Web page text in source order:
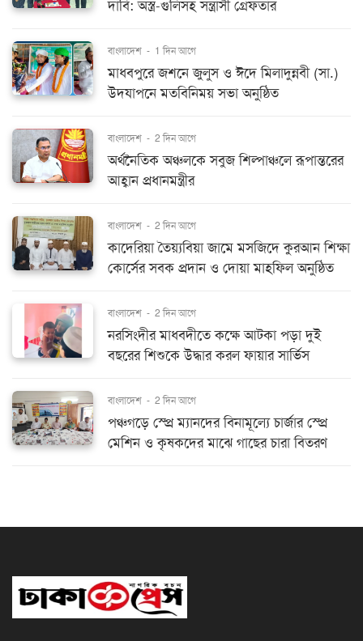
দাবি: অস্ত্র-গুলিসহ সন্ত্রাসী গ্রেফতার
বাংলাদেশ - 1 দিন আগে
মাধবপুরে জশনে জুলুস ও ঈদে মিলাদুন্নবী (সা.)
উদযাপনে মতবিনিময় সভা অনুষ্ঠিত
বাংলাদেশ - 2 দিন আগে
অর্থনৈতিক অঞ্চলকে সবুজ শিল্পাঞ্চলে রূপান্তরের
আহ্বান প্রধানমন্ত্রীর
বাংলাদেশ - 2 দিন আগে
কাদেরিয়া তৈয়্যবিয়া জামে মসজিদে কুরআন শিক্ষা
কোর্সের সবক প্রদান ও দোয়া মাহফিল অনুষ্ঠিত
বাংলাদেশ - 2 দিন আগে
নরসিংদীর মাধবদীতে কক্ষে আটকা পড়া দুই
বছরের শিশুকে উদ্ধার করল ফায়ার সার্ভিস
বাংলাদেশ - 2 দিন আগে
পঞ্চগড়ে স্প্রে ম্যানদের বিনামূল্যে চার্জার স্প্রে
মেশিন ও কৃষকদের মাঝে গাছের চারা বিতরণ